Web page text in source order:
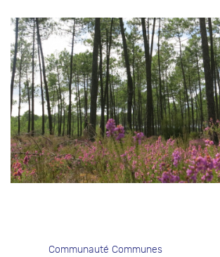
Communauté Communes